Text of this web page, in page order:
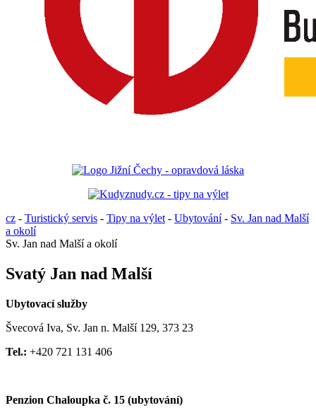
cz - Turistický servis - Tipy na výlet - Ubytování- Sv. Jan nad Malší
a okolí
Sv. Jan nad Malší a okolí
Svatý Jan nad Malší
Ubytovací služby
Švecová Iva, Sv. Jan n. Malší 129, 373 23
Tel.: +420 721 131 406
Penzion Chaloupka č. 15 (ubytování)